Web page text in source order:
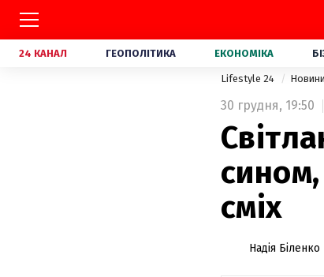
24 КАНАЛ ГЕОПОЛІТИКА ЕКОНОМІКА
Lifestyle 24
30 грудня, 19:50
сміх
Надія Біленко